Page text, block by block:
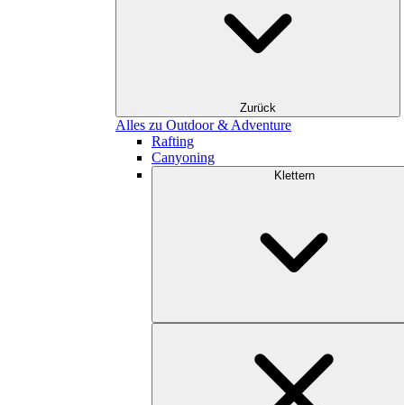
Zurück
Alles zu Outdoor & Adventure
Rafting
Canyoning
Klettern